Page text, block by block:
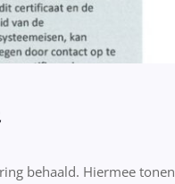
behaald. Hiermee tonen